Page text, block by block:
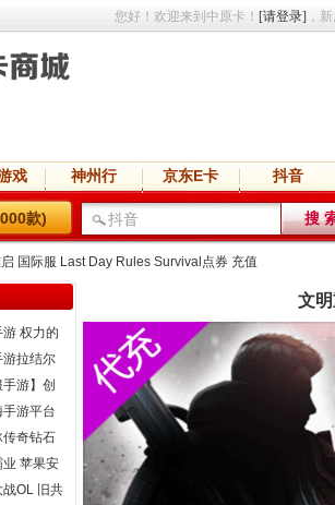
您好！欢迎来到中原卡！ [请登录] ，
戏 神州行 京东E卡
抖音
语音 网盘 小说
款)
国际服 Last Day Rules Survival点券 充值
文
游 权力的
冬将至
游拉结尔
手游】创
法充值
手游平台
传奇钻石
卓苹果
业 苹果安
战OL 旧共